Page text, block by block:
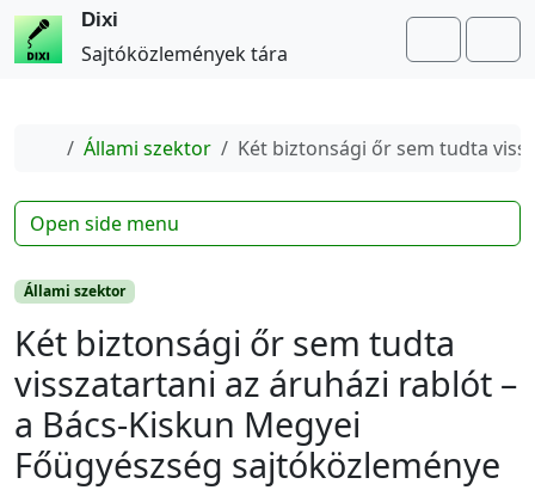
Dixi
Sajtóközlemények tára
Home
Állami szektor Két biztonsági őr sem tudta
Állami szektor
Két biztonsági őr sem tudta
visszatartani az áruházi rablót –
a Bács-Kiskun Megyei
Főügyészség sajtóközleménye
Open side menu